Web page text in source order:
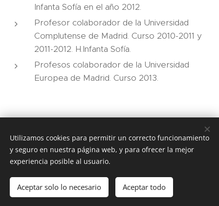
Infanta Sofía en el año 2012.
Profesor colaborador de la Universidad
Complutense de Madrid. Curso 2010-2011 y
2011-2012. H.Infanta Sofía.
Profesos colaborador de la Universidad
Europea de Madrid. Curso 2013.
jalvarezr@hsll.es
Creado con Webnode Cookies
Utilizamos cookies para permitir un correcto funcionamiento
y seguro en nuestra página web, y para ofrecer la mejor
experiencia posible al usuario.
Aceptar solo lo necesario Aceptar todo